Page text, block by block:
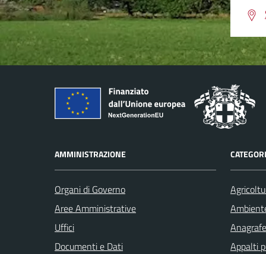
AMMINISTRAZIONE
Organi di Governo
Aree Amministrative
Uffici
Documenti e Dati
Appalti